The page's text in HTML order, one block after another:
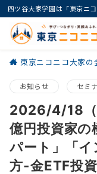
四ツ谷大家学園は「東京ニ
東京ニコニコ大家の
お知らせ セミ
2026/4/18（
億円投資家の
パート」「イ
方-金ETF投